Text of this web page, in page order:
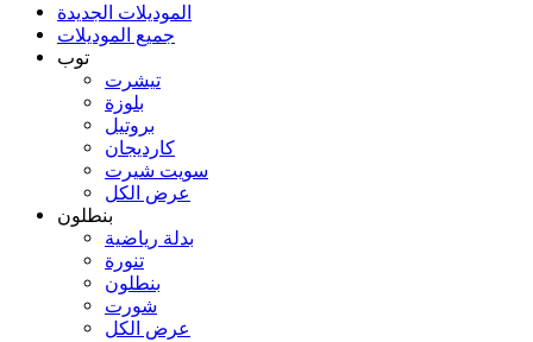
الموديلات الجديدة
جميع الموديلات
توب
تيشرت
بلوزة
بروتيل
كارديجان
سويت شيرت
عرض الكل
بنطلون
بدلة رياضية
تنورة
بنطلون
شورت
عرض الكل